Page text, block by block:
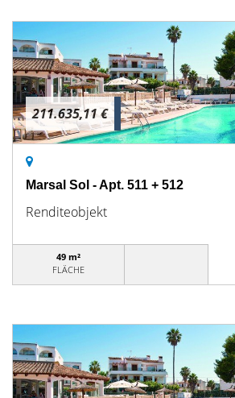
211.635,11 €
Marsal Sol - Apt. 511 + 512
Renditeobjekt
49 m²
FLÄCHE